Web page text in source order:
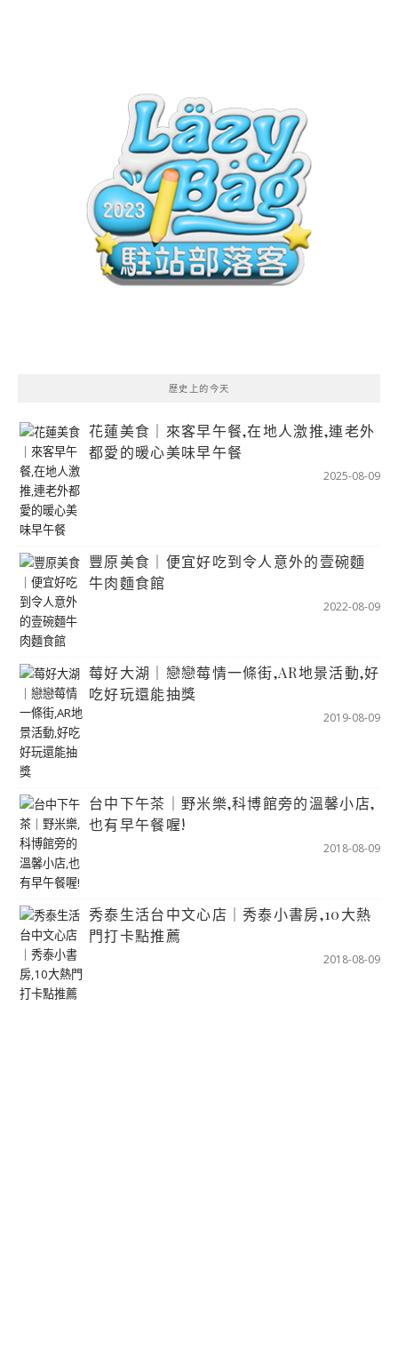
歷史上的今天
花蓮美食｜來客早午餐,在地人激推,連老外
都愛的暖心美味早午餐
2025-08-09
豐原美食｜便宜好吃到令人意外的壹碗麵
牛肉麵食館
2022-08-09
莓好大湖｜戀戀莓情一條街,AR地景活動,好
吃好玩還能抽獎
2019-08-09
台中下午茶｜野米樂,科博館旁的溫馨小店,
也有早午餐喔!
2018-08-09
秀泰生活台中文心店｜秀泰小書房,10大熱
門打卡點推薦
2018-08-09